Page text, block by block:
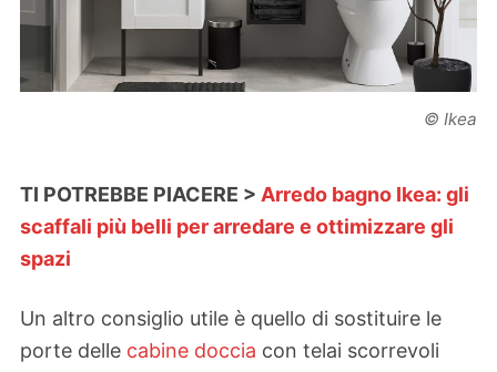
© Ikea
TI POTREBBE PIACERE > Arredo bagno Ikea: gli
scaffali più belli per arredare e ottimizzare gli
spazi
Un altro consiglio utile è quello di sostituire le
porte delle cabine doccia con telai scorrevoli